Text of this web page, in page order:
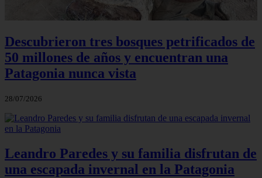
Descubrieron tres bosques petrificados de
50 millones de años y encuentran una
Patagonia nunca vista
28/07/2026
Leandro Paredes y su familia disfrutan de
una escapada invernal en la Patagonia